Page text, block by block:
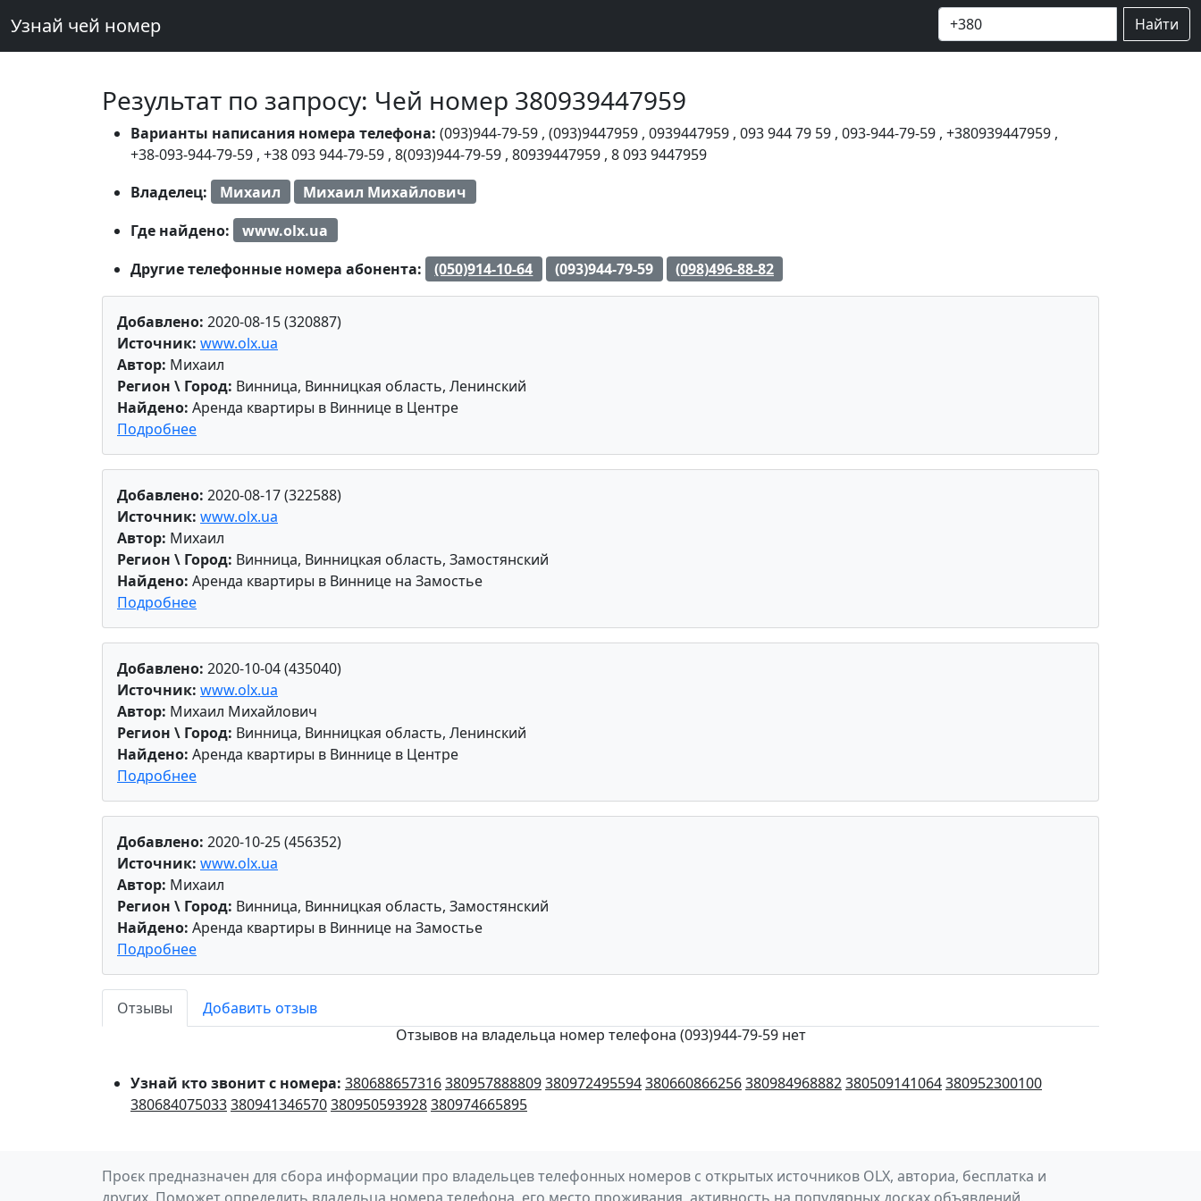
Узнай чей номер Найти
Результат по запросу: Чей номер 380939447959
Варианты написания номера телефона: (093)944-79-59 , (093)9447959 , 0939447959 , 093 944 79 59 , 093-944-79-59 , +380939447959 ,
+38-093-944-79-59 , +38 093 944-79-59 , 8(093)944-79-59 , 80939447959 , 8 093 9447959
Владелец:
Михаил
Михаил Михайлович
Где найдено:
www.olx.ua
Другие телефонные номера абонента:
(050)914-10-64 (093)944-79-59 (098)496-88-82
Добавлено: 2020-08-15 (320887)
Источник: www.olx.ua
Автор: Михаил
Регион \ Город: Винница, Винницкая область, Ленинский
Найдено: Аренда квартиры в Виннице в Центре
Подробнее
Добавлено: 2020-08-17 (322588)
Источник: www.olx.ua
Автор: Михаил
Регион \ Город: Винница, Винницкая область, Замостянский
Найдено: Аренда квартиры в Виннице на Замостье
Подробнее
Добавлено: 2020-10-04 (435040)
Источник: www.olx.ua
Автор: Михаил Михайлович
Регион \ Город: Винница, Винницкая область, Ленинский
Найдено: Аренда квартиры в Виннице в Центре
Подробнее
Добавлено: 2020-10-25 (456352)
Источник: www.olx.ua
Автор: Михаил
Регион \ Город: Винница, Винницкая область, Замостянский
Найдено: Аренда квартиры в Виннице на Замостье
Подробнее
Отзывы
Добавить отзыв
Отзывов на владельца номер телефона (093)944-79-59 нет
Узнай кто звонит с номера: 380688657316380957888809380972495594380660866256380984968882380509141064380952300100
380684075033380941346570380950593928380974665895
Проєк предназначен для сбора информации про владельцев телефонных номеров с открытых источников OLX, авториа, бесплатка и